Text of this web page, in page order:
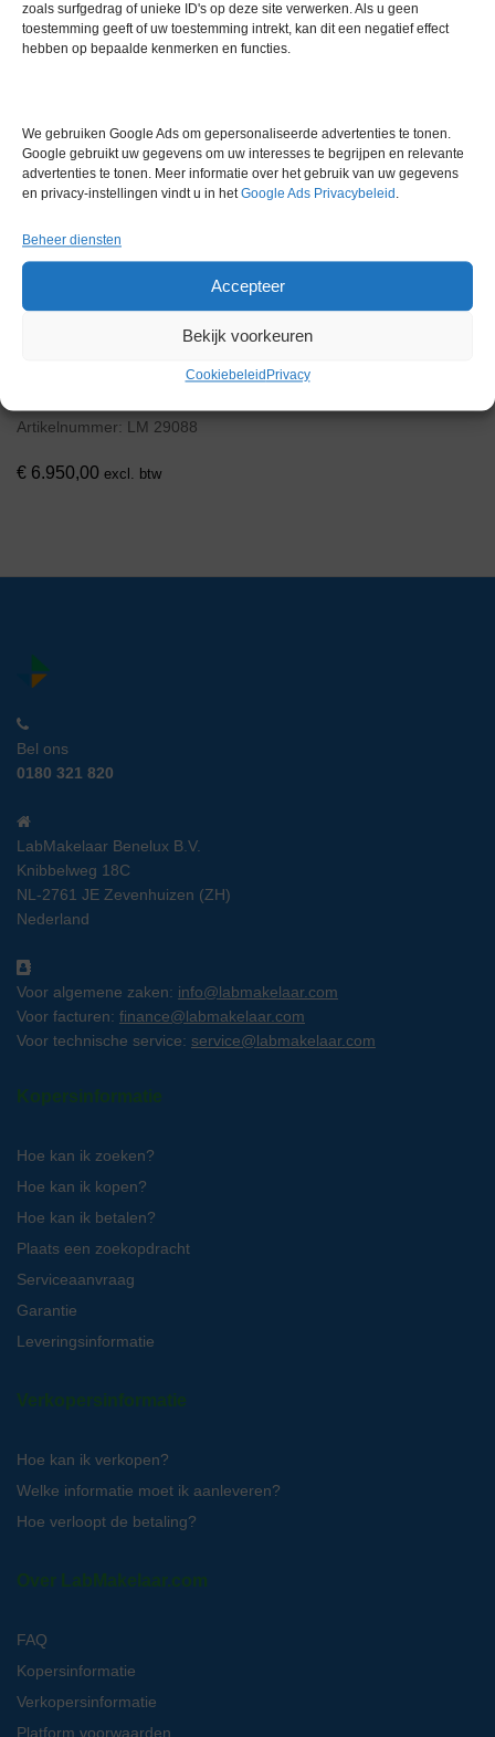
zoals surfgedrag of unieke ID's op deze site verwerken. Als u geen
toestemming geeft of uw toestemming intrekt, kan dit een negatief effect
hebben op bepaalde kenmerken en functies.
We gebruiken Google Ads om gepersonaliseerde advertenties te tonen.
Google gebruikt uw gegevens om uw interesses te begrijpen en relevante
advertenties te tonen. Meer informatie over het gebruik van uw gegevens
en privacy-instellingen vindt u in hetGoogle Ads Privacybeleid .
Beheer diensten
Accepteer
Bekijk voorkeuren
Cookiebeleid Privacy
Geautomatiseerd Hybridisatie
Artikelnummer: LM 29088
€ 6.950,00 excl. btw
Bel ons
0180 321 820
LabMakelaar Benelux B.V.
Knibbelweg 18C
NL-2761 JE Zevenhuizen (ZH)
Nederland
Voor algemene zaken: info@labmakelaar.com
Voor facturen: finance@labmakelaar.com
Voor technische service: service@labmakelaar.com
Kopersinformatie
Hoe kan ik zoeken?
Hoe kan ik kopen?
Hoe kan ik betalen?
Plaats een zoekopdracht
Serviceaanvraag
Garantie
Leveringsinformatie
Verkopersinformatie
Hoe kan ik verkopen?
Welke informatie moet ik aanleveren?
Hoe verloopt de betaling?
Over LabMakelaar.com
FAQ
Kopersinformatie
Verkopersinformatie
Platform voorwaarden